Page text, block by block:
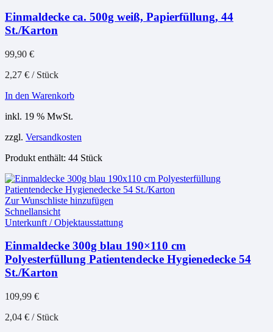
Einmaldecke ca. 500g weiß, Papierfüllung, 44
St./Karton
99,90 €
2,27 € / Stück
In den Warenkorb
inkl. 19 % MwSt.
zzgl. Versandkosten
Produkt enthält: 44 Stück
Zur Wunschliste hinzufügen
Schnellansicht
Unterkunft / Objektausstattung
Einmaldecke 300g blau 190×110 cm
Polyesterfüllung Patientendecke Hygienedecke 54
St./Karton
109,99 €
2,04 € / Stück